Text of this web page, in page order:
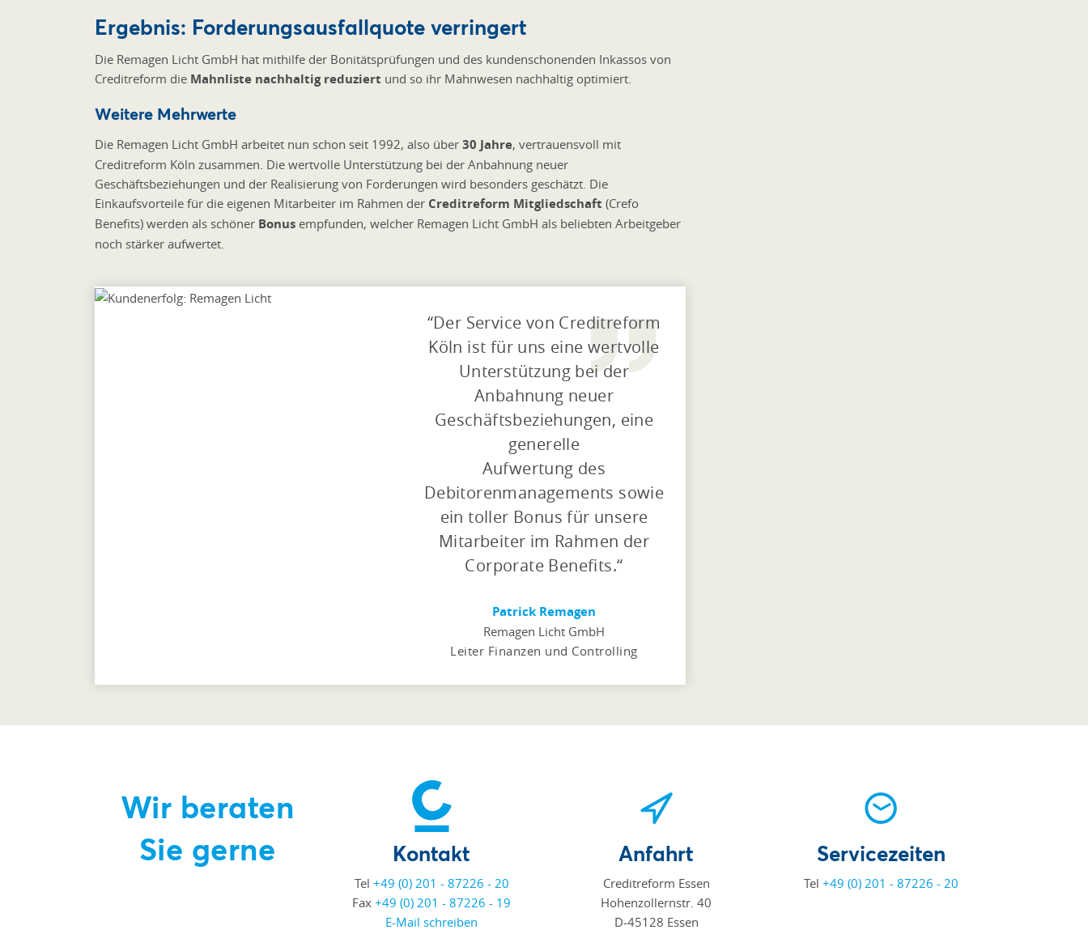
Ergebnis: Forderungsausfallquote verringert
Die Remagen Licht GmbH hat mithilfe der Bonitätsprüfungen und des kundenschonenden Inkassos von
Creditreform die Mahnliste nachhaltig reduziert und so ihr Mahnwesen nachhaltig optimiert.
Weitere Mehrwerte
Die Remagen Licht GmbH arbeitet nun schon seit 1992, also über 30 Jahre, vertrauensvoll mit
Creditreform Köln zusammen. Die wertvolle Unterstützung bei der Anbahnung neuer
Geschäftsbeziehungen und der Realisierung von Forderungen wird besonders geschätzt. Die
Einkaufsvorteile für die eigenen Mitarbeiter im Rahmen der Creditreform Mitgliedschaft (Crefo
Benefits) werden als schöner Bonus empfunden, welcher Remagen Licht GmbH als beliebten Arbeitgeber
noch stärker aufwertet.
Der Service von Creditreform
Köln ist für uns eine wertvolle
Unterstützung bei der
Anbahnung neuer
Geschäftsbeziehungen, eine
generelle
Aufwertung des
Debitorenmanagements sowie
ein toller Bonus für unsere
Mitarbeiter im Rahmen der
Corporate Benefits.
Patrick Remagen
Remagen Licht GmbH
Leiter Finanzen und Controlling
Wir beraten
Sie gerne
Kontakt
Tel +49 (0) 201 - 87226 - 20
Fax+49 (0) 201 - 87226 - 19
E-Mail schreiben
Anfahrt
Creditreform Essen
Hohenzollernstr. 40
D-45128 Essen
Servicezeiten
Tel +49 (0) 201 - 87226 - 20